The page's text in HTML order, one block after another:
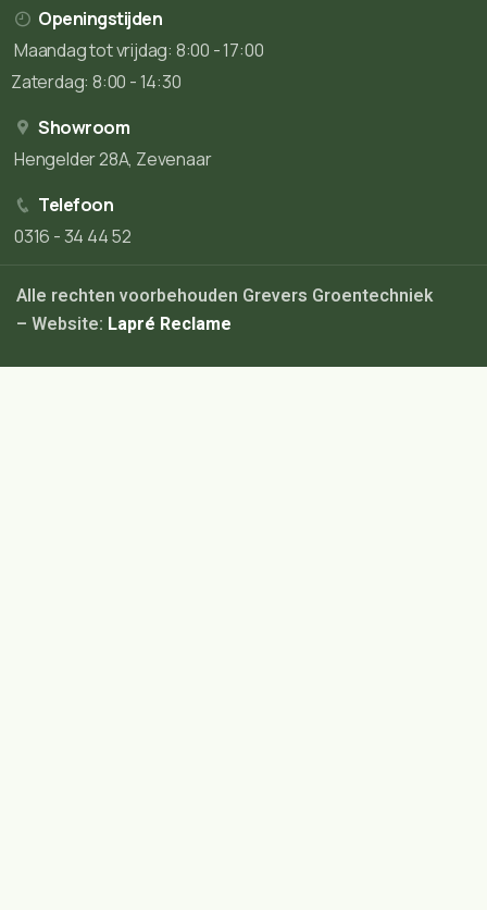
Openingstijden
Maandag tot vrijdag: 8:00 - 17:00
Zaterdag: 8:00 - 14:30
Showroom
Hengelder 28A, Zevenaar
Telefoon
0316 - 34 44 52
Alle rechten voorbehouden Grevers Groentechniek
– Website: Lapré Reclame